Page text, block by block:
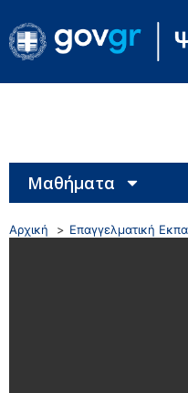
Μαθήματα
Αρχική Επαγγελματική